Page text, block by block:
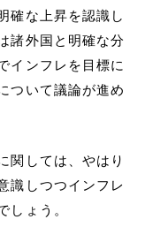
確な上昇を認識し
諸外国と明確な分
インフレを目標に
ついて議論が進め
関しては、やはり
識しつつインフレ
しょう。